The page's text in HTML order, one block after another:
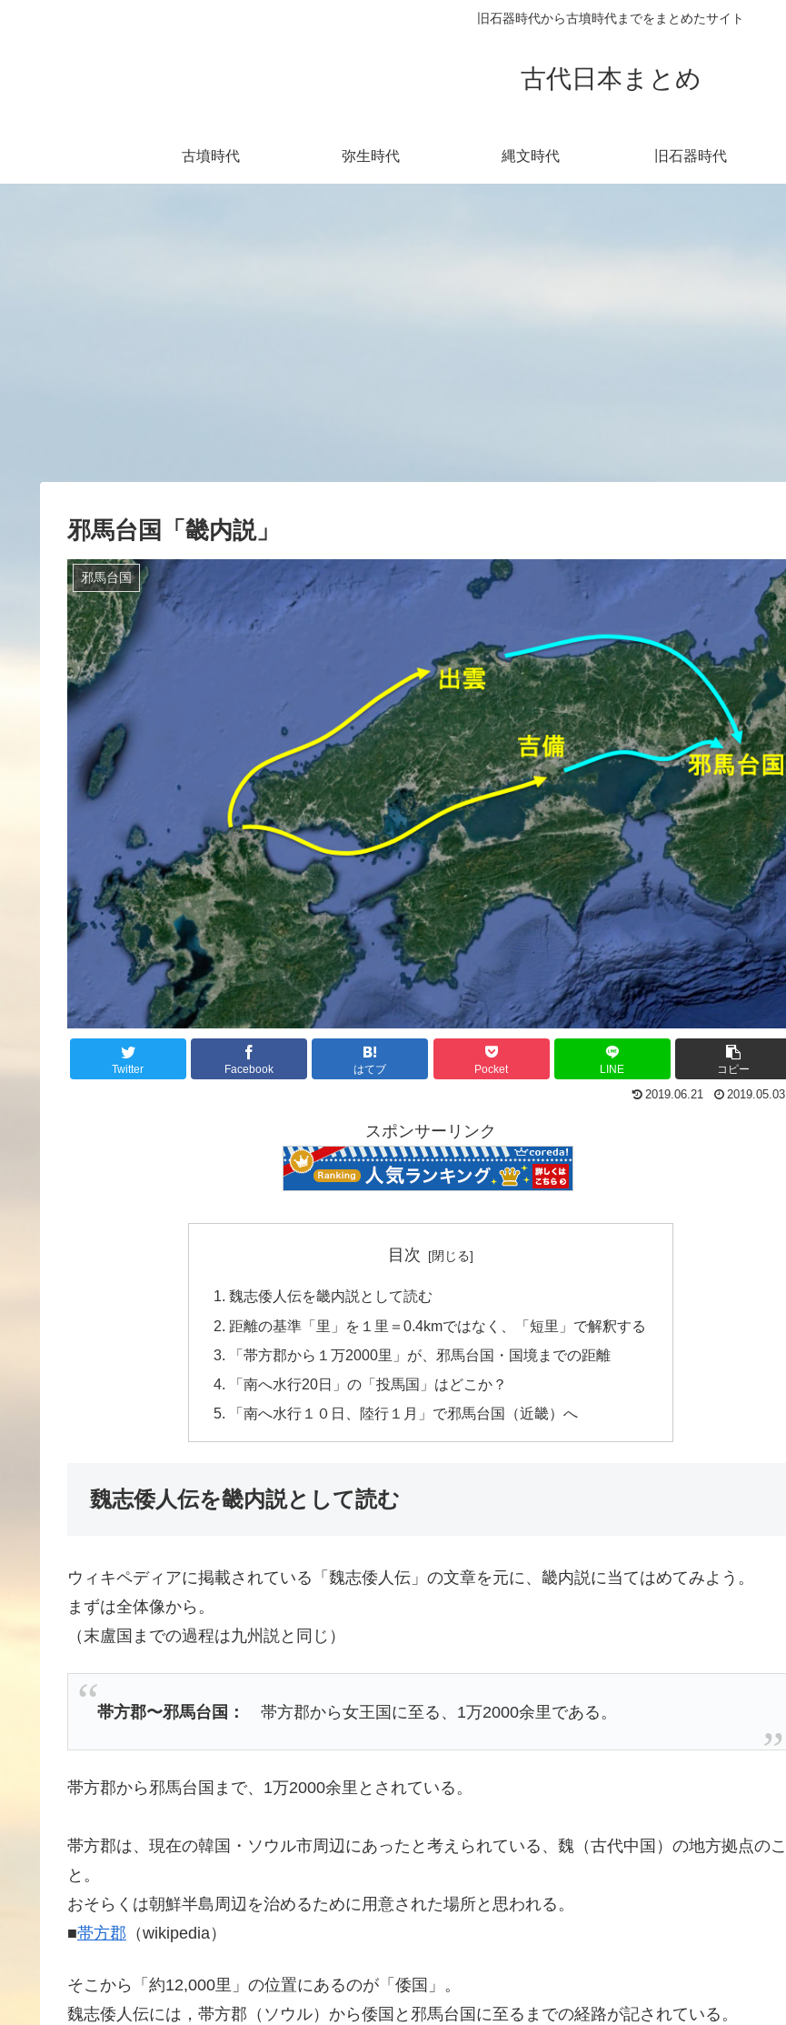
旧石器時代から古墳時代までをまとめたサイト
古代日本まとめ
古墳時代 弥生時代 縄文時代 旧石器時代
邪馬台国「畿内説」
邪馬台国
Twitter Facebook はてブ Pocket LINE コピー
2019.06.21 2019.05.03
スポンサーリンク
目次
魏志倭人伝を畿内説として読む
距離の基準「里」を１里＝0.4kmではなく、「短里」で解釈する
「帯方郡から１万2000里」が、邪馬台国・国境までの距離
「南へ水行20日」の「投馬国」はどこか？
「南へ水行１０日、陸行１月」で邪馬台国（近畿）へ
魏志倭人伝を畿内説として読む
ウィキペディアに掲載されている「魏志倭人伝」の文章を元に、畿内説に当てはめてみよう。
まずは全体像から。
（末盧国までの過程は九州説と同じ）
帯方郡〜邪馬台国： 帯方郡から女王国に至る、1万2000余里である。
帯方郡から邪馬台国まで、1万2000余里とされている。
帯方郡は、現在の韓国・ソウル市周辺にあったと考えられている、魏（古代中国）の地方拠点のこ
と。
おそらくは朝鮮半島周辺を治めるために用意された場所と思われる。
■帯方郡 （wikipedia）
そこから「約12,000里」の位置にあるのが「倭国」。
魏志倭人伝には，帯方郡（ソウル）から倭国と邪馬台国に至るまでの経路が記されている。